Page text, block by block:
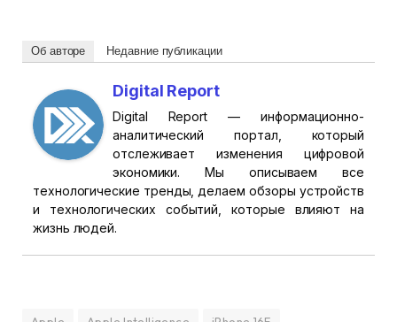
Об авторе Недавние публикации
Digital Report
Digital Report — информационно-
аналитический портал, который
отслеживает изменения цифровой
экономики. Мы описываем все
технологические тренды, делаем обзоры устройств
и технологических событий, которые влияют на
жизнь людей.